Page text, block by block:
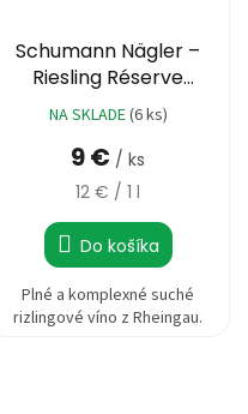
Schumann Nägler –
Riesling Réserve
Trocken 2022
NA SKLADE(6 ks)
9 € / ks
Jednotková
12 € / 1 l
Do košíka
Plné a komplexné suché
rizlingové víno z Rheingau.